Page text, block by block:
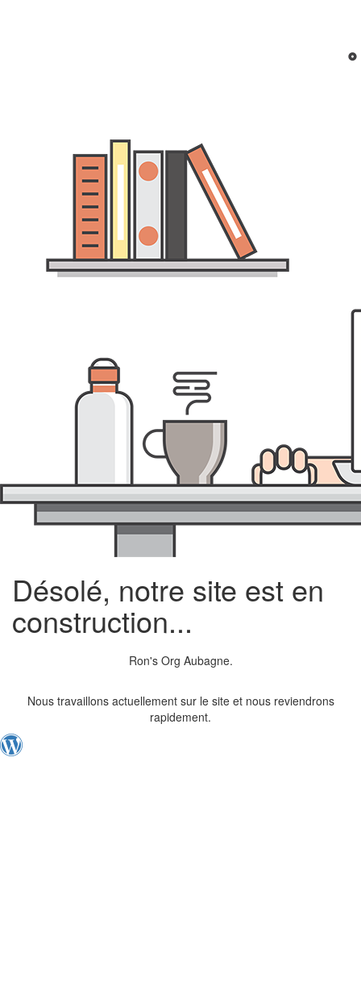
Désolé, notre site est en
construction...
Ron's Org Aubagne.
Nous travaillons actuellement sur le site et nous reviendrons
rapidement.